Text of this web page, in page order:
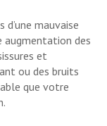
mauvaise
augmentation des
et
ou des bruits
que votre